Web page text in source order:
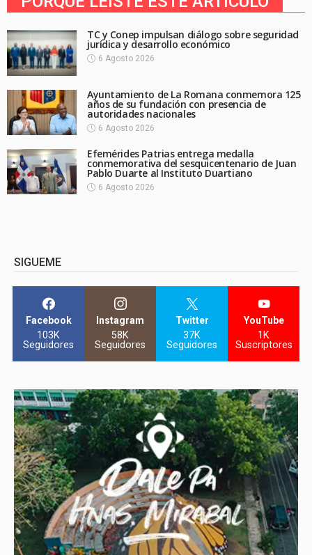
TC y Conep impulsan diálogo sobre seguridad
jurídica y desarrollo económico
6 Agosto 2026
Ayuntamiento de La Romana conmemora 125
años de su fundación con presencia de
autoridades nacionales
6 Agosto 2026
Efemérides Patrias entrega medalla
conmemorativa del sesquicentenario de Juan
Pablo Duarte al Instituto Duartiano
6 Agosto 2026
SIGUEME
Facebook
103K
Seguidores
Instagram
58K
Seguidores
Twitter
37K
Seguidores
YouTube
1K
Suscriptores